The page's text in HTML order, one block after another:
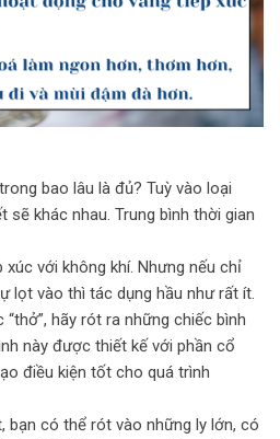
bao lâu là đủ? Tuỳ vào loại
sẽ khác nhau. Trung bình thời gian
xúc với không khí. Nhưng nếu chỉ
lọt vào thì tác dụng hầu như rất ít.
hãy rót ra những chiếc bình
này được thiết kế với phần cổ
điều kiện tốt cho quá trình
bạn có thể rót vào những ly lớn, có